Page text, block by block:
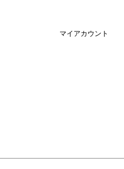
マイアカウント